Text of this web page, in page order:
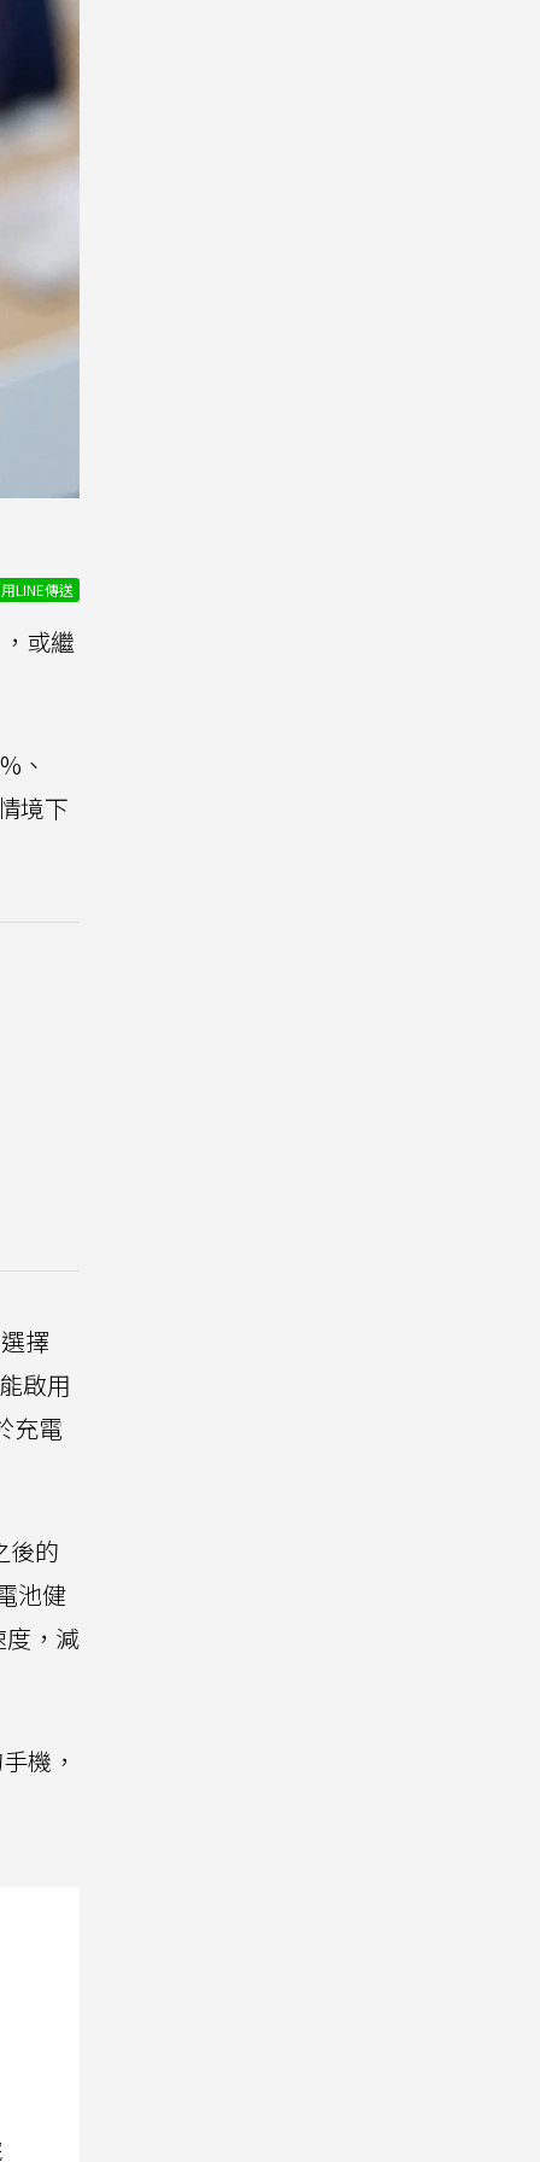
用LINE傳送
或繼
、
境下
擇
啟用
充電
後的
池健
，減
機，